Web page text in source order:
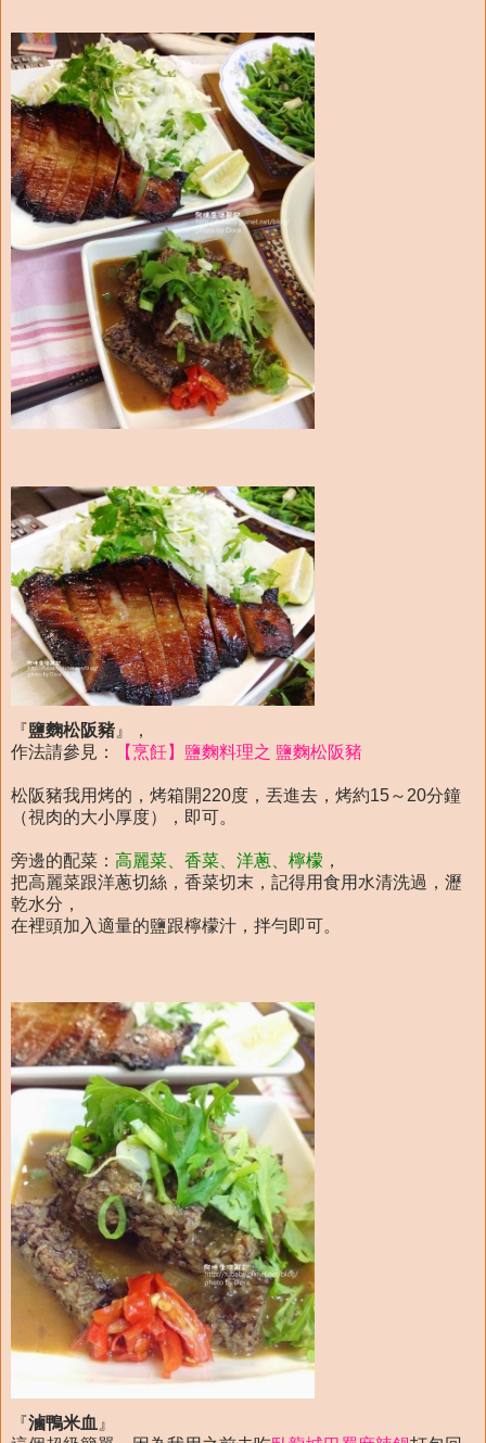
『鹽麴松阪豬 』，
作法請參見：
【烹飪】鹽麴料理之 鹽麴松阪豬
松阪豬我用烤的，烤箱開220度，丟進去，烤約15～20分鐘
（視肉的大小厚度），即可。
旁邊的配菜： 高麗菜、香菜、洋蔥、檸檬 ，
把高麗菜跟洋蔥切絲，香菜切末，記得用食用水清洗過，瀝
乾水分，
在裡頭加入適量的鹽跟檸檬汁，拌勻即可。
『滷鴨米血 』